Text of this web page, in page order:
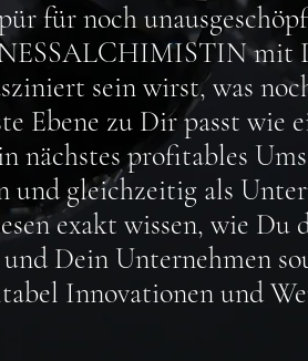
für noch
mit
sein wirst, was
Ebene zu Dir passt wie
nächstes profitables
und gleichzeitig als
exakt wissen, wie Du
Dein Unternehmen
Innovationen und